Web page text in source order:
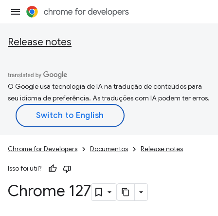
Release notes
O Google usa tecnologia de IA na tradução de conteúdos para
seu idioma de preferência. As traduções com IA podem ter erros.
Chrome for Developers Documentos Release notes
Isso foi útil?
Chrome 127